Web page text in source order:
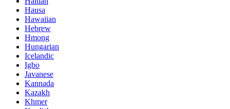
Hausa
Hawaiian
Hebrew
Hmong
Hungarian
Icelandic
Igbo
Javanese
Kannada
Kazakh
Khmer